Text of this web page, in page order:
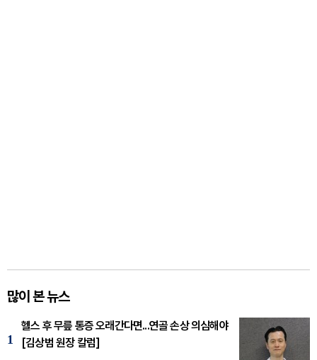
많이 본 뉴스
1
헬스 후 무릎 통증 오래간다면...연골 손상 의심해야
[김상범 원장 칼럼]